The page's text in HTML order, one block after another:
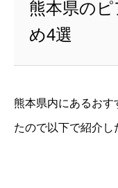
熊本県の
め4選
熊本県内にあるおす
たので以下で紹介し